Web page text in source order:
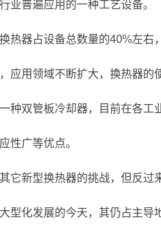
业普遍应用的一种工艺设备。
热器占设备总数量的40%左右
应用领域不断扩大，换热器的
种双管板冷却器，目前在各工
性广等优点。
它新型换热器的挑战，但反过
型化发展的今天，其仍占主导